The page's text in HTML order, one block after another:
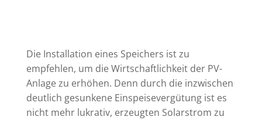
Die Installation eines Speichers ist zu
empfehlen, um die Wirtschaftlichkeit der PV-
Anlage zu erhöhen. Denn durch die inzwischen
deutlich gesunkene Einspeisevergütung ist es
nicht mehr lukrativ, erzeugten Solarstrom zu